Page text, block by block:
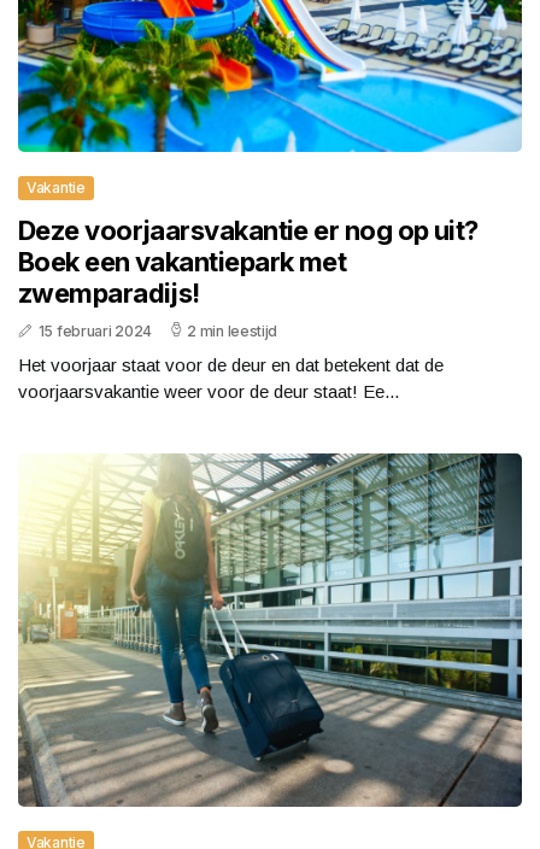
Vakantie
Deze voorjaarsvakantie er nog op uit?
Boek een vakantiepark met
zwemparadijs!
15 februari 2024 2 min leestijd
Het voorjaar staat voor de deur en dat betekent dat de
voorjaarsvakantie weer voor de deur staat! Ee...
Vakantie